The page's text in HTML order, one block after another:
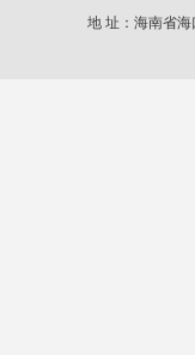
地 址：海南省